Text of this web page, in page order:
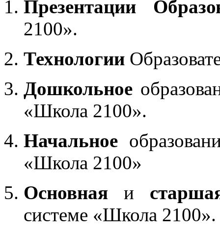
Презентации
2100».
Технологии
Дошкольное
«Школа 2100».
Начальное
«Школа 2100»
Основная и
системе «Школа 2100».